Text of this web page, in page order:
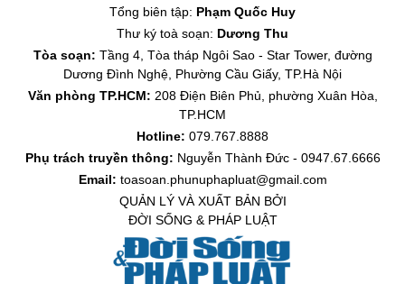
Tổng biên tập: Phạm Quốc Huy
Thư ký toà soạn: Dương Thu
Tòa soạn: Tầng 4, Tòa tháp Ngôi Sao - Star Tower, đường
Dương Đình Nghệ, Phường Cầu Giấy, TP.Hà Nội
Văn phòng TP.HCM: 208 Điện Biên Phủ, phường Xuân Hòa,
TP.HCM
Hotline: 079.767.8888
Phụ trách truyền thông: Nguyễn Thành Đức - 0947.67.6666
Email: toasoan.phunuphapluat@gmail.com
QUẢN LÝ VÀ XUẤT BẢN BỞI
ĐỜI SỐNG & PHÁP LUẬT